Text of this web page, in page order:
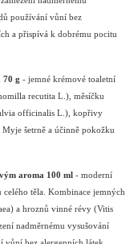
používání vůní bez
a přispívá k dobrému pocitu
70 g - jemné krémové toaletní
recutita L.), měsíčku
officinalis L.), kopřivy
šetrně a účinně pokožku
aroma 100 ml - moderní
těla. Kombinace jemných
a hroznů vinné révy (Vitis
nadměrnému vysušování